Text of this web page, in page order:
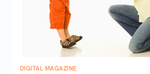
DIGITAL MAGAZINE